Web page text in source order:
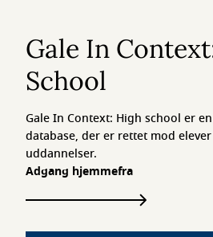
Context:
High
School
Gale In
School
Gale In Context: High school er
database, der er rettet mod
uddannelser.
Adgang hjemmefra